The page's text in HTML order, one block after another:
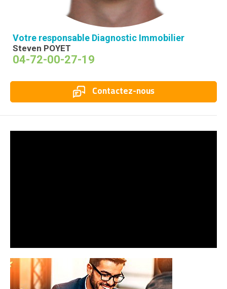
Votre responsable Diagnostic Immobilier
Steven POYET
04-72-00-27-19
Contactez-nous